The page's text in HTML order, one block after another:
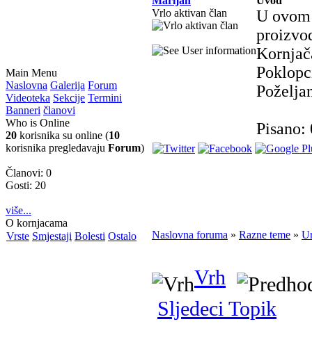
Main Menu
Naslovna Galerija Forum
Videoteka Sekcije Termini
Banneri članovi
Who is Online
20 korisnika su online (10
korisnika pregledavaju Forum)
Članovi: 0
Gosti: 20
više...
O kornjacama
Vrste Smjestaji Bolesti Ostalo
Vrlo aktivan član
U
Pisano:
Naslovna foruma » Razne teme »
Vrh
Sljedeci Topik